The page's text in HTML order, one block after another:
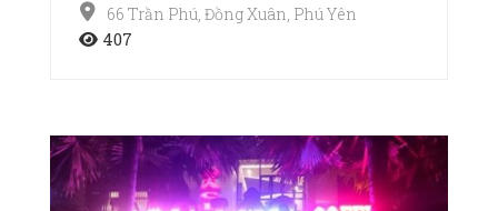
66 Trần Phú, Đồng Xuân, Phú Yên
407